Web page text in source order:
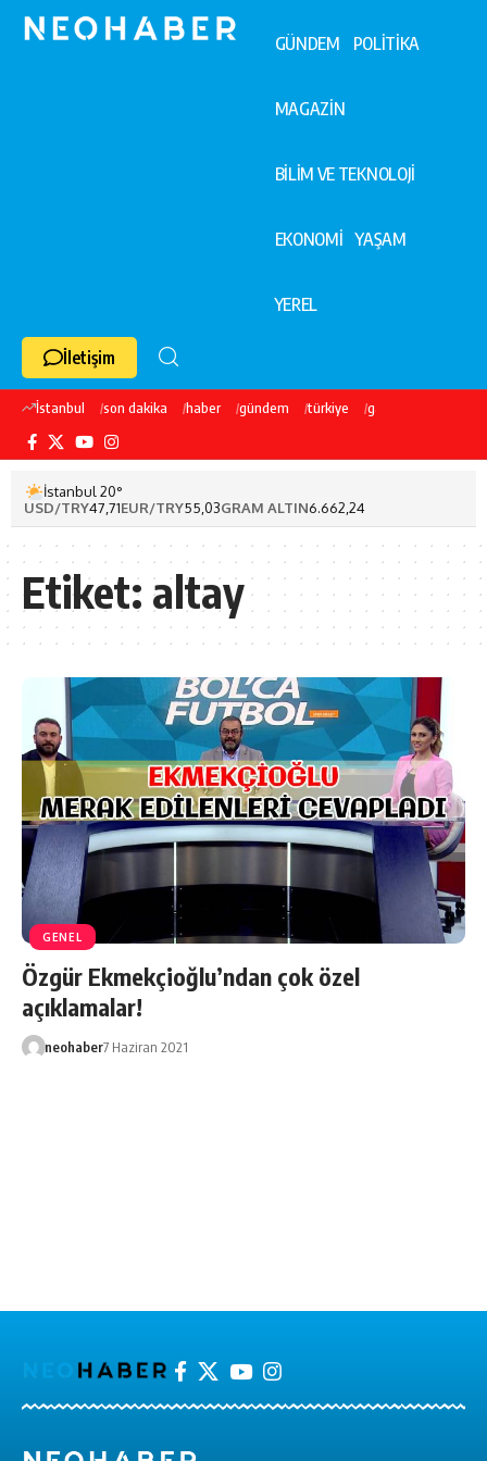
GÜNDEM POLİTİKA
MAGAZİN
BİLİM VE TEKNOLOJİ
EKONOMİ YAŞAM
YEREL
İletişim
İstanbul son dakika haber gündem türkiye galatasaray
İstanbul 20°
USD/TRY47,71EUR/TRY55,03GRAM ALTIN6.662,24
Etiket: altay
GENEL
Özgür Ekmekçioğlu’ndan çok özel
açıklamalar!
neohaber7 Haziran 2021